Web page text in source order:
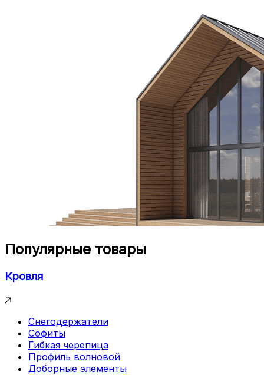
Популярные товары
Кровля
Снегодержатели
Софиты
Гибкая черепица
Профиль волновой
Доборные элементы